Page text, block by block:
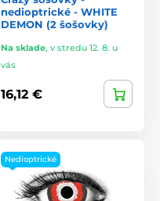
nedioptrické - WHITE
DEMON (2 šošovky)
Na sklade, v stredu 12. 8. u
vás
16,12 €
Nedioptrické